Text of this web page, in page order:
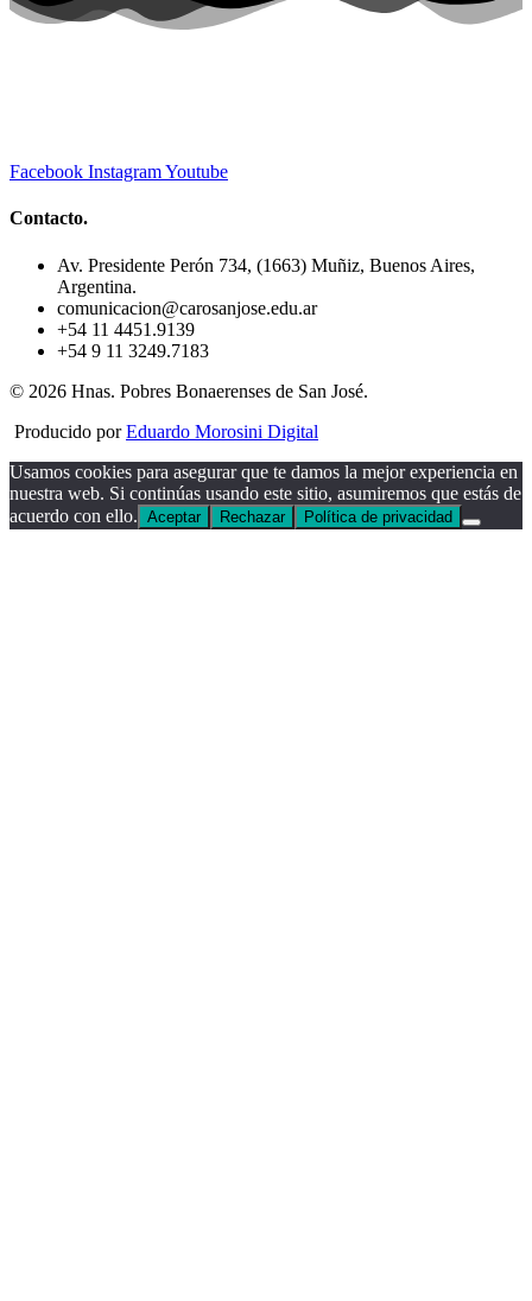
Facebook InstagramYoutube
Contacto.
Av. Presidente Perón 734, (1663) Muñiz, Buenos Aires,
Argentina.
comunicacion@carosanjose.edu.ar
+54 11 4451.9139
+54 9 11 3249.7183
© 2026 Hnas. Pobres Bonaerenses de San José.
Producido porEduardo Morosini Digital
Usamos cookies para asegurar que te damos la mejor experiencia en
nuestra web. Si continúas usando este sitio, asumiremos que estás de
acuerdo con ello. Aceptar Rechazar Política de privacidad